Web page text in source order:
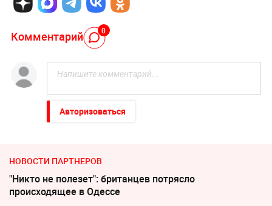
Комментарий 0
Авторизоваться
НОВОСТИ ПАРТНЕРОВ
"Никто не полезет": британцев потрясло
происходящее в Одессе